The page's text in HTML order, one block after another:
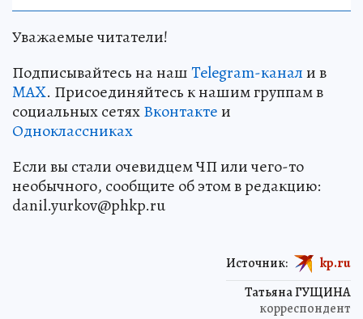
Уважаемые читатели!
Подписывайтесь на нашTelegram-канали в
MAX. Присоединяйтесь к нашим группам в
социальных сетяхВконтактеи
Одноклассниках
Если вы стали очевидцем ЧП или чего-то
необычного, сообщите об этом в редакцию:
danil.yurkov@phkp.ru
Татьяна ГУЩИНА
корреспондент
Источник: kp.ru